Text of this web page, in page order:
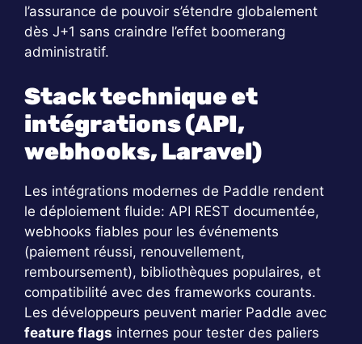
l’assurance de pouvoir s’étendre globalement
dès J+1 sans craindre l’effet boomerang
administratif.
Stack technique et
intégrations (API,
webhooks, Laravel)
Les intégrations modernes de Paddle rendent
le déploiement fluide: API REST documentée,
webhooks fiables pour les événements
(paiement réussi, renouvellement,
remboursement), bibliothèques populaires, et
compatibilité avec des frameworks courants.
Les développeurs peuvent marier Paddle avec
feature flags internes pour tester des paliers